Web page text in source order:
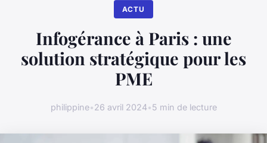
ACTU
Infogérance à Paris : une
solution stratégique pour les
PME
philippine•26 avril 2024•5 min de lecture